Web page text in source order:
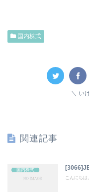
国内株式
い
関連記事
国内株式
こんにち